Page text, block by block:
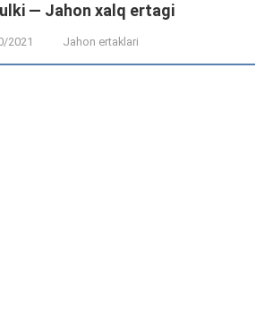
— Jahon xalq ertagi
2021 Jahon ertaklari